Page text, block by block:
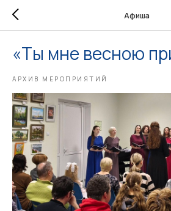
Афиша
«Ты мне весною
АРХИВ МЕРОПРИЯТИЙ